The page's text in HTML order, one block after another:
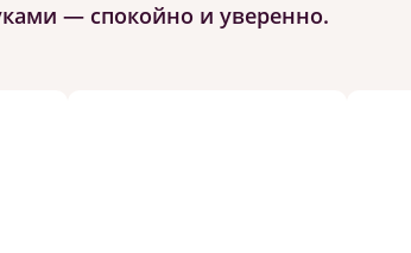
— спокойно и уверенно.